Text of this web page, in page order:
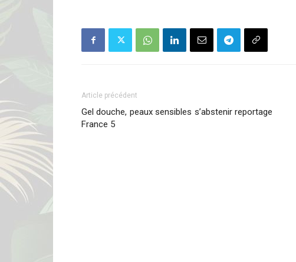
Article précédent
Gel douche, peaux sensibles s’abstenir reportage
France 5